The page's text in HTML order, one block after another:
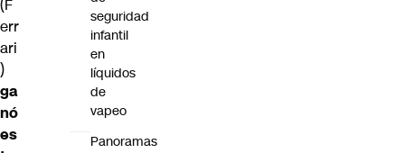
(F
err
ari
)
ga
nó
es
seguridad
infantil
en
líquidos
de
vapeo
Panoramas